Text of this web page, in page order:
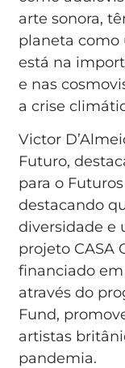
arte sonora,
planeta como
está na
e nas
a crise
Victor
Futuro,
para o
destacando
diversidade e
projeto CASA
financiado
através do
Fund,
artistas
pandemia.